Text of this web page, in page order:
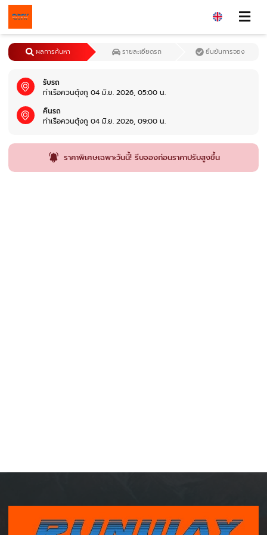
รับรถ
ท่าเรือควนตุ้งกู 04 มิ.ย. 2026, 05:00 น.
คืนรถ
ท่าเรือควนตุ้งกู 04 มิ.ย. 2026, 09:00 น.
ผลการค้นหา รายละเอียดรถ ยืนยันการจอง
ราคาพิเศษเฉพาะวันนี้! รีบจองก่อนราคาปรับสูงขึ้น